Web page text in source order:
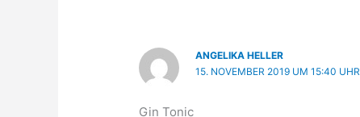
ANGELIKA HELLER
15. NOVEMBER 2019 UM 15:40 UHR
Gin Tonic